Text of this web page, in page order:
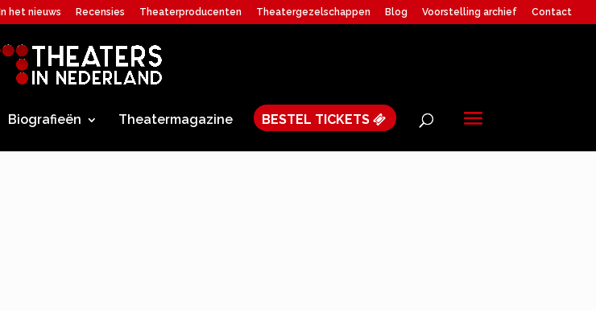
In het nieuws Recensies Theaterproducenten Theatergezelschappen Blog Voorstelling archief Contact
Biografieën Theatermagazine BESTEL TICKETS